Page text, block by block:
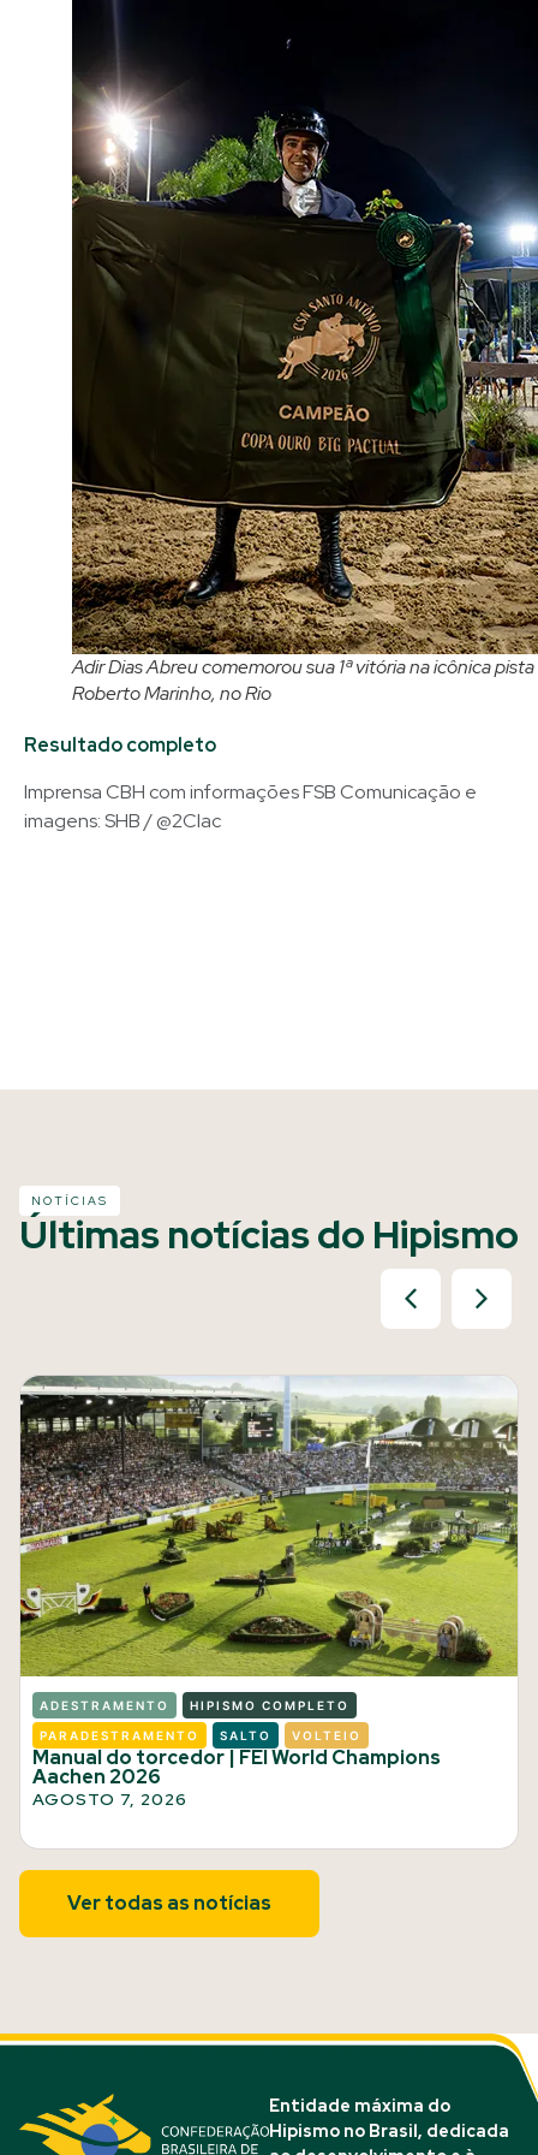
Adir Dias Abreu comemorou sua 1ª vitória na icônica pista
Roberto Marinho, no Rio
Resultado completo
Imprensa CBH com informações FSB Comunicação e
imagens: SHB / @2Clac
NOTÍCIAS
Últimas notícias do Hipismo
ADESTRAMENTO HIPISMO COMPLETO
PARADESTRAMENTO SALTO VOLTEIO
Manual do torcedor | FEI World Champions
Aachen 2026
AGOSTO 7, 2026
Ver todas as notícias
Entidade máxima do
Hipismo no Brasil, dedicada